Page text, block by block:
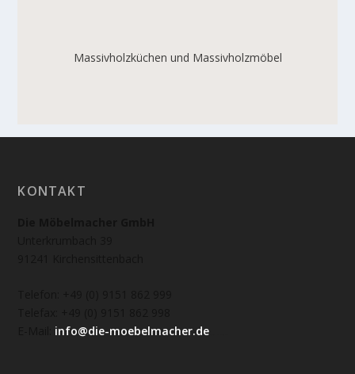
Massivholzküchen und Massivholzmöbel
KONTAKT
info@die-moebelmacher.de